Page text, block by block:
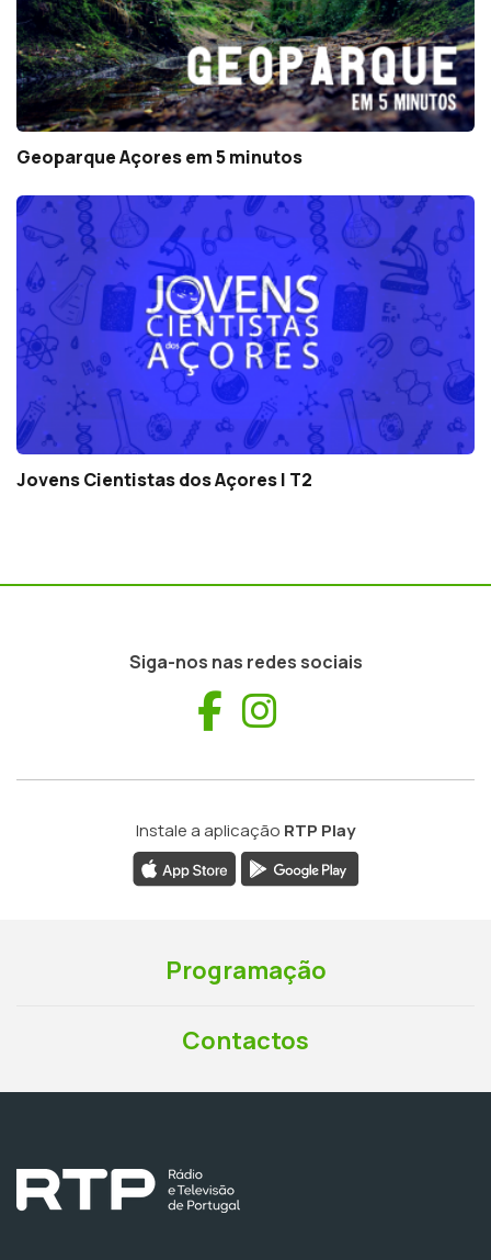
Geoparque Açores em 5 minutos
Jovens Cientistas dos Açores | T2
Siga-nos nas redes sociais
Facebook
Instale a aplicação RTP Play
Programação
Contactos